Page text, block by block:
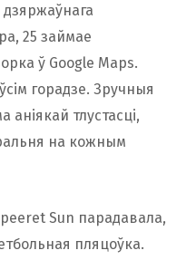
25 займае
ў Google Maps.
горадзе. Зручныя
тлустасці,
на кожным
Sun парадавала,
пляцоўка.